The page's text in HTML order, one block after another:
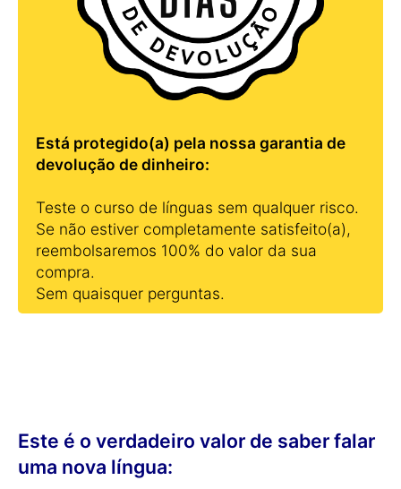
Está protegido(a) pela nossa garantia de
devolução de dinheiro:
Teste o curso de línguas sem qualquer risco.
Se não estiver completamente satisfeito(a),
reembolsaremos 100% do valor da sua
compra.
Sem quaisquer perguntas.
Este é o verdadeiro valor de saber falar
uma nova língua: